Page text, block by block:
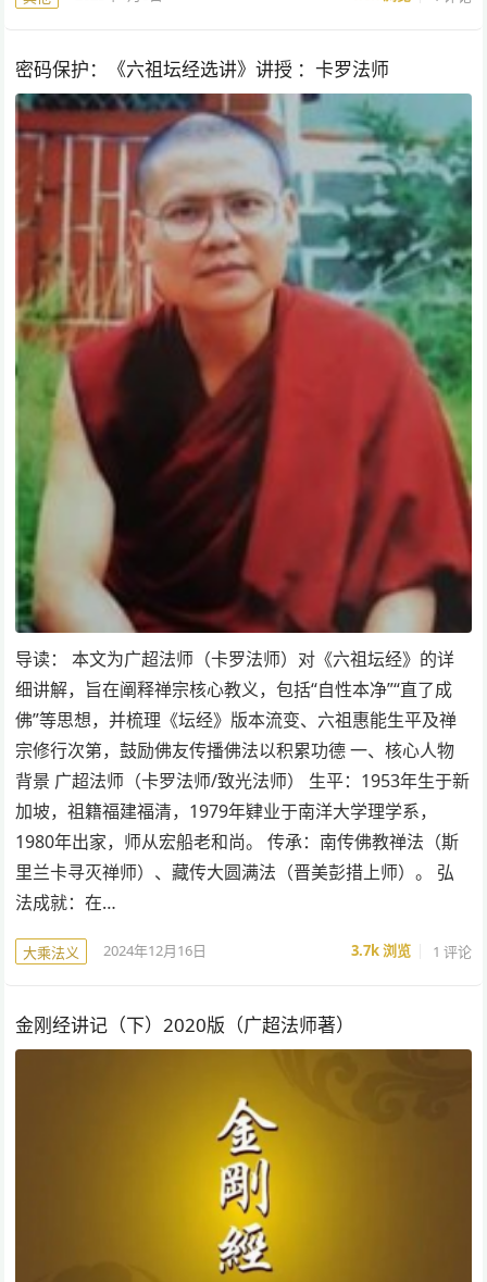
密码保护：《六祖坛经选讲》讲授 ：卡罗法师
导读： 本文为广超法师（卡罗法师）对《六祖坛经》的详
细讲解，旨在阐释禅宗核心教义，包括“自性本净”“直了成
佛”等思想，并梳理《坛经》版本流变、六祖惠能生平及禅
宗修行次第，鼓励佛友传播佛法以积累功德 一、核心人物
背景 广超法师（卡罗法师/致光法师） 生平：1953年生于新
加坡，祖籍福建福清，1979年肄业于南洋大学理学系，
1980年出家，师从宏船老和尚。 传承：南传佛教禅法（斯
里兰卡寻灭禅师）、藏传大圆满法（晋美彭措上师）。 弘
法成就：在…
大乘法义 2024年12月16日 3.7k浏览 1 评论
金刚经讲记（下）2020版（广超法师著）